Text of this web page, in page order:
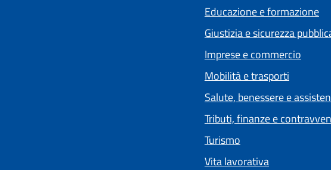
Educazione e formazione
Giustizia e sicurezza
Imprese e commercio
Mobilità e trasporti
Salute, benessere e
Tributi, finanze e
Turismo
Vita lavorativa